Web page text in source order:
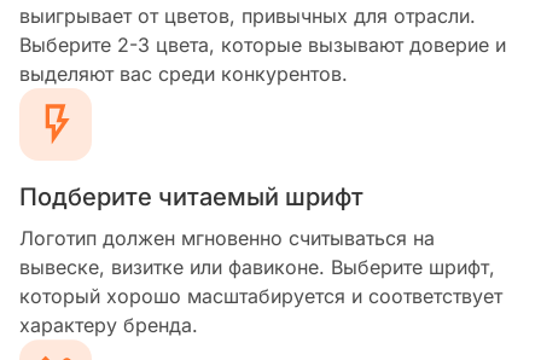
выигрывает от цветов, привычных для отрасли.
Выберите 2-3 цвета, которые вызывают доверие и
выделяют вас среди конкурентов.
Подберите читаемый шрифт
Логотип должен мгновенно считываться на
вывеске, визитке или фавиконе. Выберите шрифт,
который хорошо масштабируется и соответствует
характеру бренда.